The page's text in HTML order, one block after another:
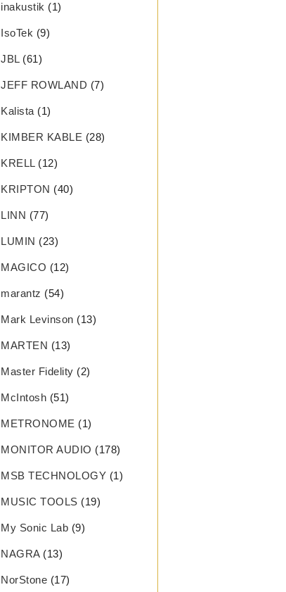
inakustik (1)
IsoTek (9)
JBL(61)
JEFF ROWLAND (7)
Kalista (1)
KIMBER KABLE (28)
KRELL(12)
KRIPTON (40)
LINN (77)
LUMIN (23)
MAGICO (12)
marantz (54)
Mark Levinson (13)
MARTEN (13)
Master Fidelity (2)
McIntosh (51)
METRONOME (1)
MONITOR AUDIO (178)
MSB TECHNOLOGY (1)
MUSIC TOOLS (19)
My Sonic Lab (9)
NAGRA(13)
NorStone (17)